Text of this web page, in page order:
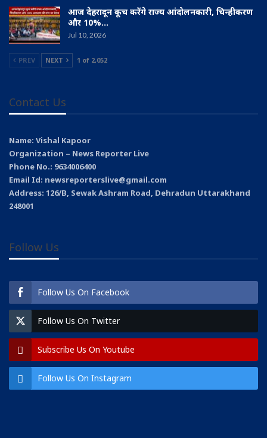
आज देहरादून कूच करेंगे राज्य आंदोलनकारी, चिन्हीकरण
और 10%…
Jul 10, 2026
PREV NEXT 1 of 2,052
Contact Us
Name: Vishal Kapoor
Organization – News Reporter Live
Phone No.: 9634006400
Email Id: newsreporterslive@gmail.com
Address: 126/B, Sewak Ashram Road, Dehradun Uttarakhand
248001
Follow Us
Follow Us On Facebook
Follow Us On Twitter
Subscribe Us On Youtube
Follow Us On Instagram